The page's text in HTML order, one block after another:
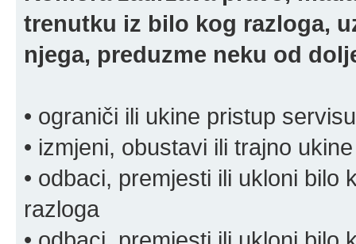
trenutku iz bilo kog razloga,
njega, preduzme neku od
• ograniči ili ukine pristup servisu
• izmjeni, obustavi ili trajno
• odbaci, premjesti ili ukloni bilo
razloga